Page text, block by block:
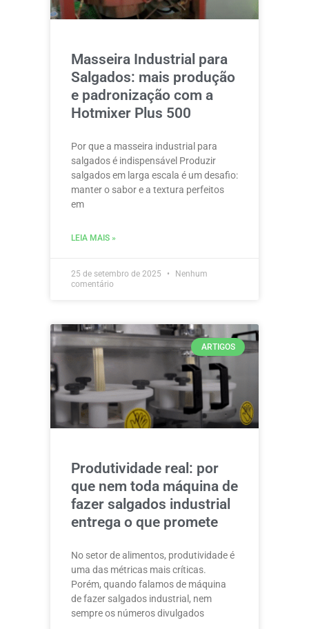
Masseira Industrial para
Salgados: mais produção
e padronização com a
Hotmixer Plus 500
Por que a masseira industrial para
salgados é indispensável Produzir
salgados em larga escala é um desafio:
manter o sabor e a textura perfeitos
em
LEIA MAIS »
25 de setembro de 2025
Nenhum
comentário
ARTIGOS
Produtividade real: por
que nem toda máquina de
fazer salgados industrial
entrega o que promete
No setor de alimentos, produtividade é
uma das métricas mais críticas.
Porém, quando falamos de máquina
de fazer salgados industrial, nem
sempre os números divulgados